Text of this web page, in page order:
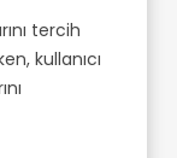
tercih
kullanıcı